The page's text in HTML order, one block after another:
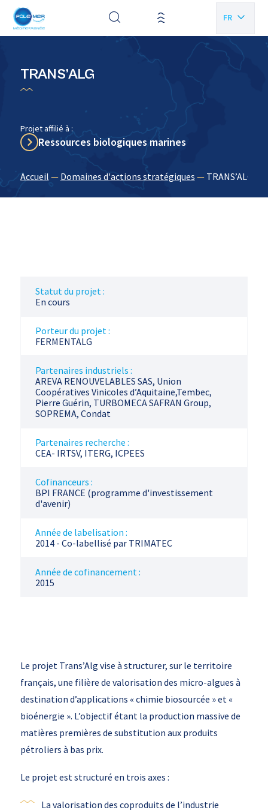
FR
TRANS’ALG
Projet affilié à :
Ressources biologiques marines
Accueil — Domaines d'actions stratégiques — TRANS’ALG
Statut du projet :
En cours
Porteur du projet :
FERMENTALG
Partenaires industriels :
AREVA RENOUVELABLES SAS, Union
Coopératives Vinicoles d’Aquitaine,Tembec,
Pierre Guérin, TURBOMECA SAFRAN Group,
SOPREMA, Condat
Partenaires recherche :
CEA- IRTSV, ITERG, ICPEES
Cofinanceurs :
BPI FRANCE (programme d'investissement
d'avenir)
Année de labelisation :
2014 - Co-labellisé par TRIMATEC
Année de cofinancement :
2015
Le projet Trans’Alg vise à structurer, sur le territoire
français, une filière de valorisation des micro-algues à
destination d’applications « chimie biosourcée » et «
bioénergie ». L’objectif étant la production massive de
matières premières de substitution aux produits
pétroliers à bas prix.
Le projet est structuré en trois axes :
La valorisation des coproduits de l’industrie
Panneau de gestion des cookies